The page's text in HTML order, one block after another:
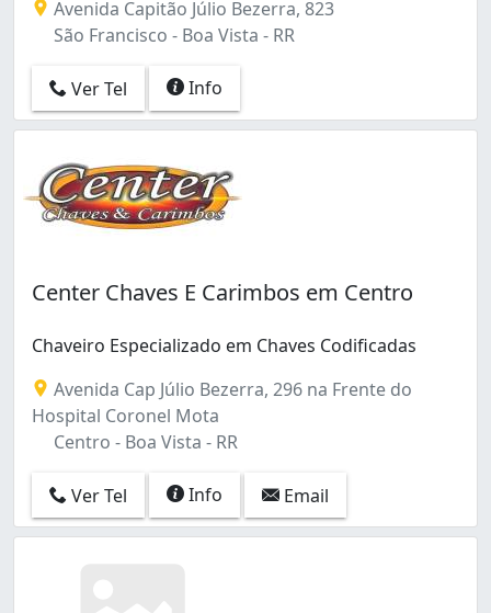
Avenida Capitão Júlio Bezerra, 823
São Francisco - Boa Vista - RR
Ver Tel Info
Center Chaves E Carimbos em Centro
Chaveiro Especializado em Chaves Codificadas
Avenida Cap Júlio Bezerra, 296 na Frente do
Hospital Coronel Mota
Centro - Boa Vista - RR
Ver Tel Info Email